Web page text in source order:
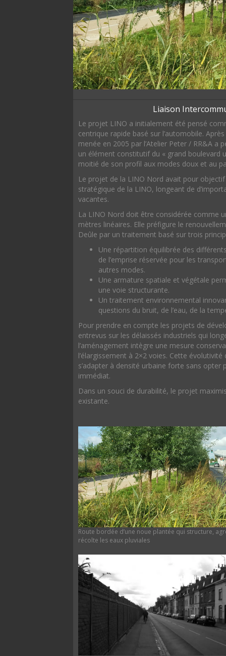
Liaison
Le projet LINO a initialement été pensé
centrique rapide basé sur l’automobile.
menée en 2005 par l’Atelier Peter / RR&A
un élément constitutif du « grand boulevard
moitié de son profil aux modes doux et au
Le projet de la LINO Nord avait pour
stratégique de la LINO, longeant de
vacantes.
La LINO Nord doit être considérée comme
mètres linéaires. Elle préfigure le
Deûle par un traitement basé sur trois
Une répartition équilibrée des
de l’emprise réservée pour les
autres modes.
Une armature spatiale et végétale
une voie structurante.
Un traitement environnemental
questions du bruit, de l’eau, de la
Pour prendre en compte les projets de
entrevus sur les délaissés industriels qui
l’aménagement intègre une mesure
l’élargissement à 2×2 voies. Cette
s’adapter à densité urbaine forte sans
immédiat.
Dans un souci de durabilité, le projet
existante.
Route bordée d’une noue plantée qui structure,
récolte les eaux pluviales